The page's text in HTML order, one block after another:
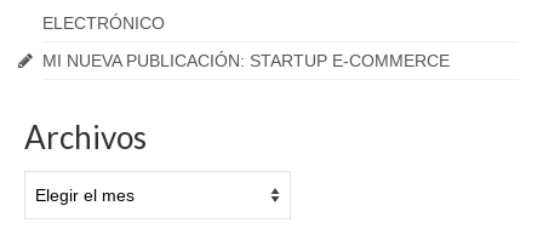
ELECTRÓNICO
MI NUEVA PUBLICACIÓN: STARTUP E-COMMERCE
Archivos